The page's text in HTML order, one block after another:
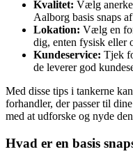
Kvalitet: Vælg
Aalborg basis snaps
Lokation: Vælg en
dig, enten fysisk eller
Kundeservice: Tjek
de leverer god
Med disse tips i tankerne
forhandler, der passer til
med at udforske og nyde
Hvad er en basis